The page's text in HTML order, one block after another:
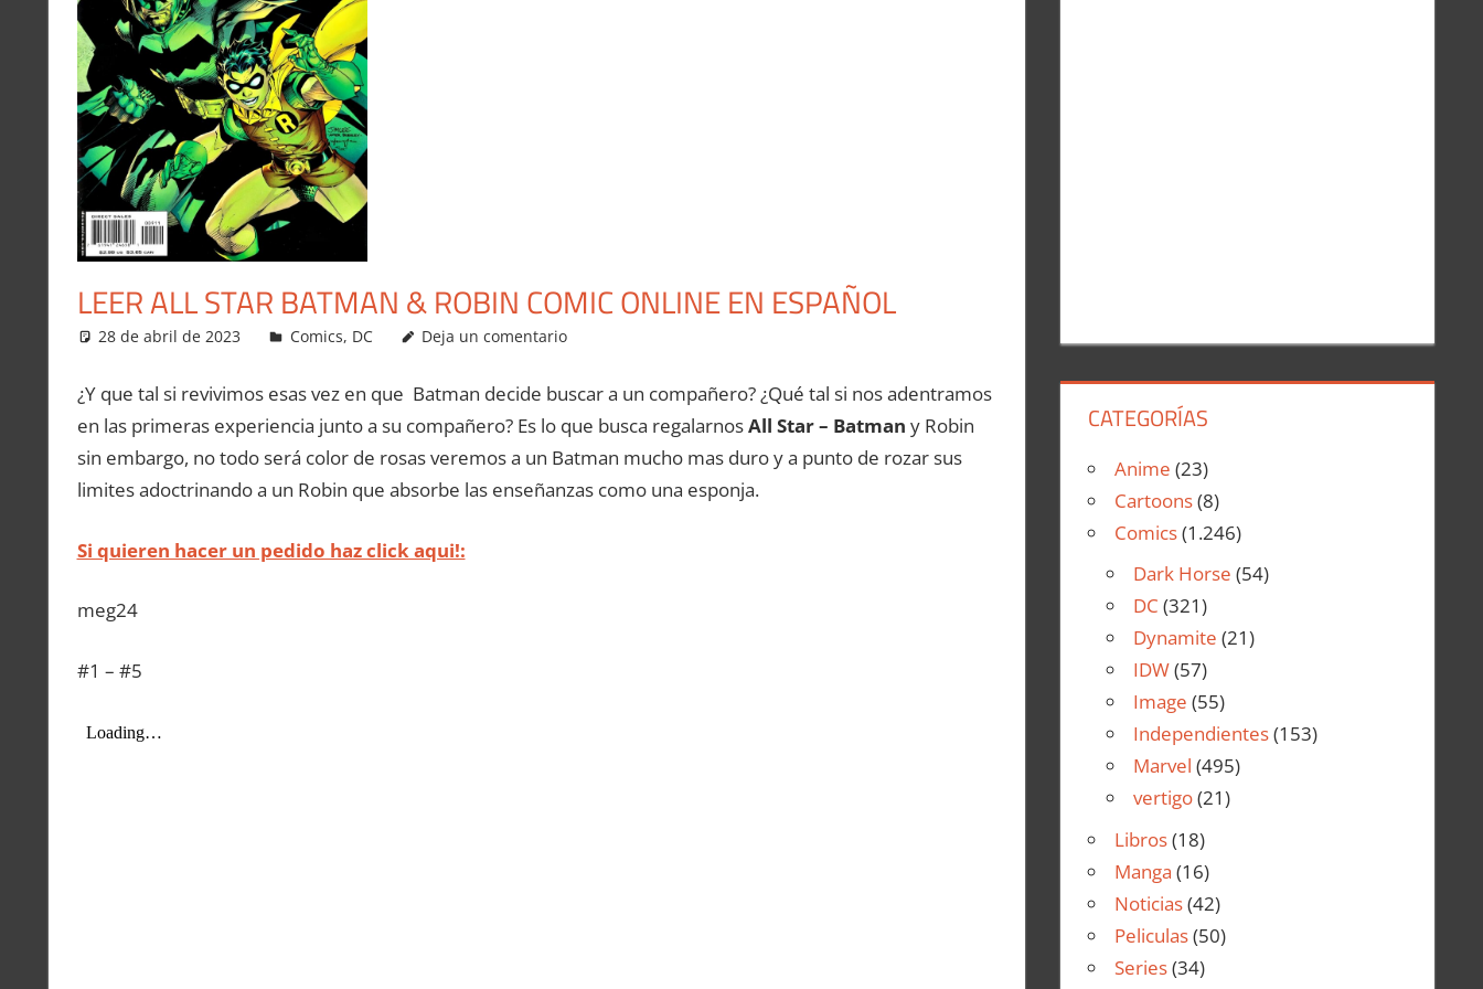
LEER ALL STAR BATMAN & ROBIN COMIC ONLINE EN ESPAÑOL
28 de abril de 2023 Carlitox Banana
Comics, DC Deja un comentario
¿Y que tal si revivimos esas vez en que Batman decide buscar a un compañero? ¿Qué tal si nos adentramos
en las primeras experiencia junto a su compañero? Es lo que busca regalarnosAll Star – Batman y Robin
sin embargo, no todo será color de rosas veremos a un Batman mucho mas duro y a punto de rozar sus
limites adoctrinando a un Robin que absorbe las enseñanzas como una esponja.
Si quieren hacer un pedido haz click aqui!:
meg24
#1 – #5
CATEGORÍAS
Anime (23)
Cartoons(8)
Comics(1.246)
Dark Horse (54)
DC (321)
Dynamite (21)
IDW(57)
Image (55)
Independientes(153)
Marvel (495)
vertigo(21)
Libros(18)
Manga (16)
Noticias(42)
Peliculas(50)
Series(34)